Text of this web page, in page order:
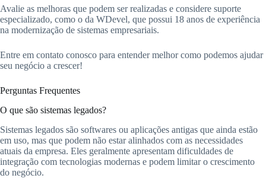
Avalie as melhoras que podem ser realizadas e considere suporte
especializado, como o da WDevel, que possui 18 anos de experiência
na modernização de sistemas empresariais.
Entre em contato conosco para entender melhor como podemos ajudar
seu negócio a crescer!
Perguntas Frequentes
O que são sistemas legados?
Sistemas legados são softwares ou aplicações antigas que ainda estão
em uso, mas que podem não estar alinhados com as necessidades
atuais da empresa. Eles geralmente apresentam dificuldades de
integração com tecnologias modernas e podem limitar o crescimento
do negócio.